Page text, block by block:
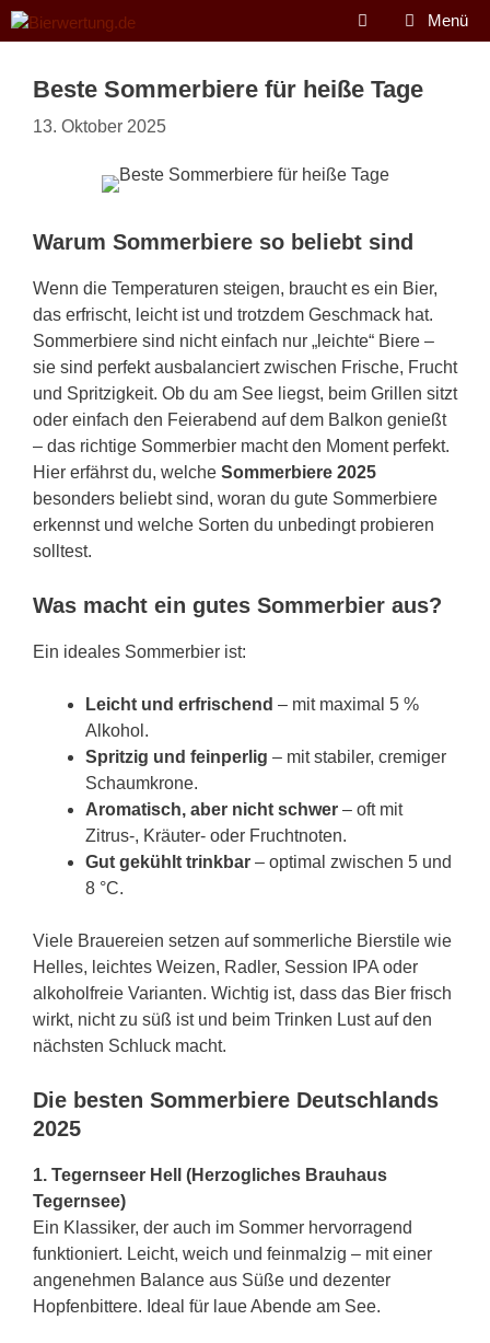
Zum
Inhalt
Menü
Beste Sommerbiere für heiße Tage
13. Oktober 2025
Warum Sommerbiere so beliebt sind
Wenn die Temperaturen steigen, braucht es ein Bier,
das erfrischt, leicht ist und trotzdem Geschmack hat.
Sommerbiere sind nicht einfach nur „leichte“ Biere –
sie sind perfekt ausbalanciert zwischen Frische, Frucht
und Spritzigkeit. Ob du am See liegst, beim Grillen sitzt
oder einfach den Feierabend auf dem Balkon genießt
– das richtige Sommerbier macht den Moment perfekt.
Hier erfährst du, welche Sommerbiere 2025
besonders beliebt sind, woran du gute Sommerbiere
erkennst und welche Sorten du unbedingt probieren
solltest.
Was macht ein gutes Sommerbier aus?
Ein ideales Sommerbier ist:
Leicht und erfrischend – mit maximal 5 %
Alkohol.
Spritzig und feinperlig – mit stabiler, cremiger
Schaumkrone.
Aromatisch, aber nicht schwer – oft mit
Zitrus-, Kräuter- oder Fruchtnoten.
Gut gekühlt trinkbar – optimal zwischen 5 und
8 °C.
Viele Brauereien setzen auf sommerliche Bierstile wie
Helles, leichtes Weizen, Radler, Session IPA oder
alkoholfreie Varianten. Wichtig ist, dass das Bier frisch
wirkt, nicht zu süß ist und beim Trinken Lust auf den
nächsten Schluck macht.
Die besten Sommerbiere Deutschlands
2025
1. Tegernseer Hell (Herzogliches Brauhaus
Tegernsee)
Ein Klassiker, der auch im Sommer hervorragend
funktioniert. Leicht, weich und feinmalzig – mit einer
angenehmen Balance aus Süße und dezenter
Hopfenbittere. Ideal für laue Abende am See.